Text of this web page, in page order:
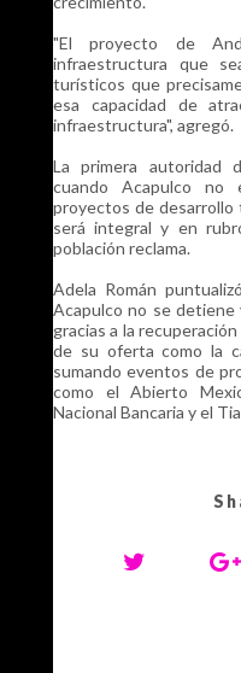
"El proyecto de
infraestructura que
turísticos que
esa capacidad de
infraestructura", agregó.
La primera autoridad
cuando Acapulco no
proyectos de desarrollo
será integral y en
población reclama.
Adela Román
Acapulco no se
gracias a la
de su oferta como la
sumando eventos de
como el Abierto
Nacional Bancaria y el